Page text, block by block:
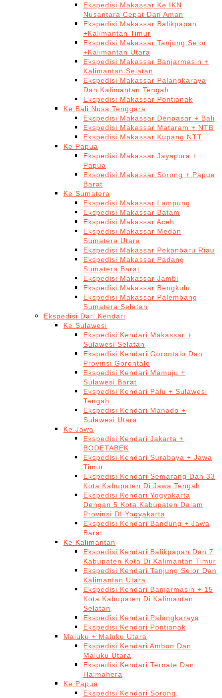
Ekspedisi Makassar Ke IKN
Nusantara Cepat Dan Aman
Ekspedisi Makassar Balikpapan
+Kalimantan Timur
Ekspedisi Makassar Tanjung Selor
+Kalimantan Utara
Ekspedisi Makassar Banjarmasin +
Kalimantan Selatan
Ekspedisi Makassar Palangkaraya
Dan Kalimantan Tengah
Ekspedisi Makassar Pontianak
Ke Bali Nusa Tenggara
Ekspedisi Makassar Denpasar + Bali
Ekspedisi Makassar Mataram + NTB
Ekspedisi Makassar Kupang NTT
Ke Papua
Ekspedisi Makassar Jayapura +
Papua
Ekspedisi Makassar Sorong + Papua
Barat
Ke Sumatera
Ekspedisi Makassar Lampung
Ekspedisi Makassar Batam
Ekspedisi Makassar Aceh
Ekspedisi Makassar Medan
Sumatera Utara
Ekspedisi Makassar Pekanbaru Riau
Ekspedisi Makassar Padang
Sumatera Barat
Ekspedisi Makassar Jambi
Ekspedisi Makassar Bengkulu
Ekspedisi Makassar Palembang
Sumatera Selatan
Ekspedisi Dari Kendari
Ke Sulawesi
Ekspedisi Kendari Makassar +
Sulawesi Selatan
Ekspedisi Kendari Gorontalo Dan
Provinsi Gorontalo
Ekspedisi Kendari Mamuju +
Sulawesi Barat
Ekspedisi Kendari Palu + Sulawesi
Tengah
Ekspedisi Kendari Manado +
Sulawesi Utara
Ke Jawa
Ekspedisi Kendari Jakarta +
BODETABEK
Ekspedisi Kendari Surabaya + Jawa
Timur
Ekspedisi Kendari Semarang Dan 33
Kota Kabupaten Di Jawa Tengah
Ekspedisi Kendari Yogyakarta
Dengan 5 Kota Kabupaten Dalam
Provinsi DI Yogyakarta
Ekspedisi Kendari Bandung + Jawa
Barat
Ke Kalimantan
Ekspedisi Kendari Balikpapan Dan 7
Kabupaten Kota Di Kalimantan Timur
Ekspedisi Kendari Tanjung Selor Dan
Kalimantan Utara
Ekspedisi Kendari Banjarmasin + 15
Kota Kabupaten Di Kalimantan
Selatan
Ekspedisi Kendari Palangkaraya
Ekspedisi Kendari Pontianak
Maluku + Maluku Utara
Ekspedisi Kendari Ambon Dan
Maluku Utara
Ekspedisi Kendari Ternate Dan
Halmahera
Ke Papua
Ekspedisi Kendari Sorong,